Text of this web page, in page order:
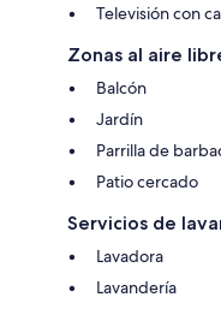
Televisión con
Zonas al aire
Balcón
Jardín
Parrilla de
Patio cercado
Servicios de
Lavadora
Lavandería